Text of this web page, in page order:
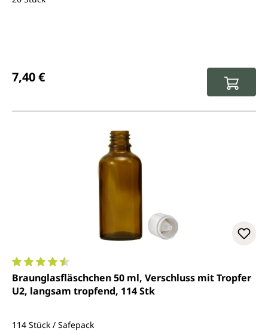
7,40 €
Durchschnittliche Bewertung von 4.6 von 5 Sternen
Braunglasfläschchen 50 ml, Verschluss mit Tropfer
U2, langsam tropfend, 114 Stk
114 Stück / Safepack